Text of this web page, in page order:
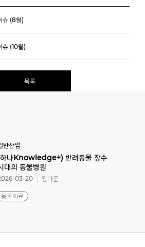
슈 (8월)
슈 (10월)
목록
반산업
나Knowledge+) 반려동물 장수
대의 동물병원
동물의료
03-20 왕다운